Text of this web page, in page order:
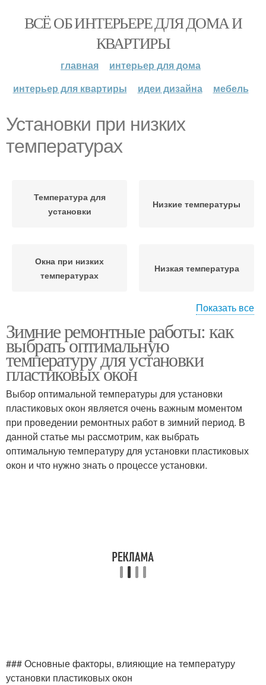
ВСЁ ОБ ИНТЕРЬЕРЕ ДЛЯ ДОМА И
КВАРТИРЫ
главная
интерьер для дома
интерьер для квартиры
идеи дизайна мебель
Установки при низких
температурах
Температура для
установки
Низкие температуры
Окна при низких
температурах
Низкая температура
свойства
Окна при температуре
Температуры без
соблюдения
Оптимальная
температура
Температура для
замены
Внутренняя
температура
Показать все
Зимние ремонтные работы: как
выбрать оптимальную
температуру для установки
пластиковых окон
Выбор оптимальной температуры для установки
пластиковых окон является очень важным моментом
при проведении ремонтных работ в зимний период. В
данной статье мы рассмотрим, как выбрать
оптимальную температуру для установки пластиковых
окон и что нужно знать о процессе установки.
### Основные факторы, влияющие на температуру
установки пластиковых окон